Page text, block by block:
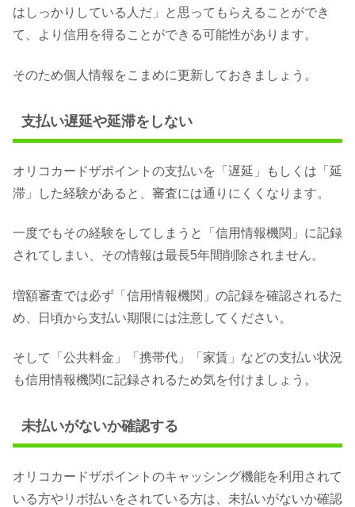
はしっかりしている人だ」と思ってもらえることができ
て、より信用を得ることができる可能性があります。
そのため個人情報をこまめに更新しておきましょう。
支払い遅延や延滞をしない
オリコカードザポイントの支払いを「遅延」もしくは「延
滞」した経験があると、審査には通りにくくなります。
一度でもその経験をしてしまうと「信用情報機関」に記録
されてしまい、その情報は最長5年間削除されません。
増額審査では必ず「信用情報機関」の記録を確認されるた
め、日頃から支払い期限には注意してください。
そして「公共料金」「携帯代」「家賃」などの支払い状況
も信用情報機関に記録されるため気を付けましょう。
未払いがないか確認する
オリコカードザポイントのキャッシング機能を利用されて
いる方やリボ払いをされている方は、未払いがないか確認